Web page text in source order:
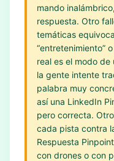
mando
respuesta. Otro
temáticas
“entretenimiento”
real es el modo de
la gente intente
palabra muy
así una LinkedIn
pero correcta.
cada pista contra
Respuesta
con drones o con